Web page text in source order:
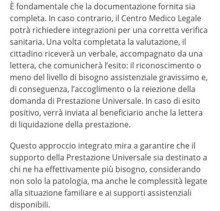
È fondamentale che la documentazione fornita sia
completa. In caso contrario, il Centro Medico Legale
potrà richiedere integrazioni per una corretta verifica
sanitaria. Una volta completata la valutazione, il
cittadino riceverà un verbale, accompagnato da una
lettera, che comunicherà l’esito: il riconoscimento o
meno del livello di bisogno assistenziale gravissimo e,
di conseguenza, l’accoglimento o la reiezione della
domanda di Prestazione Universale. In caso di esito
positivo, verrà inviata al beneficiario anche la lettera
di liquidazione della prestazione.
Questo approccio integrato mira a garantire che il
supporto della Prestazione Universale sia destinato a
chi ne ha effettivamente più bisogno, considerando
non solo la patologia, ma anche le complessità legate
alla situazione familiare e ai supporti assistenziali
disponibili.